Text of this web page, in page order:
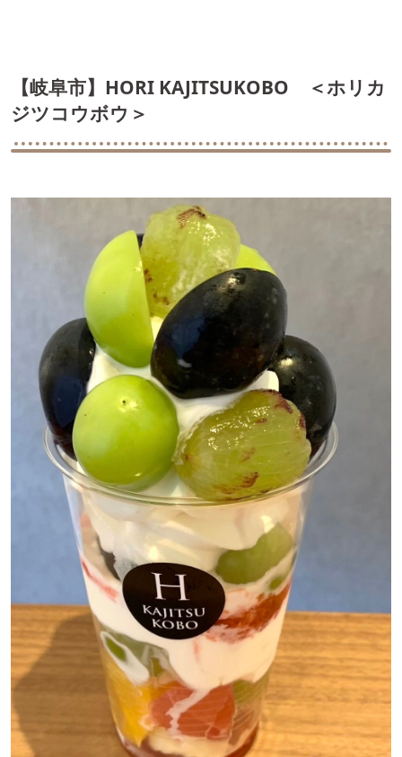
【岐阜市】HORI KAJITSUKOBO ＜ホリカ
ジツコウボウ＞